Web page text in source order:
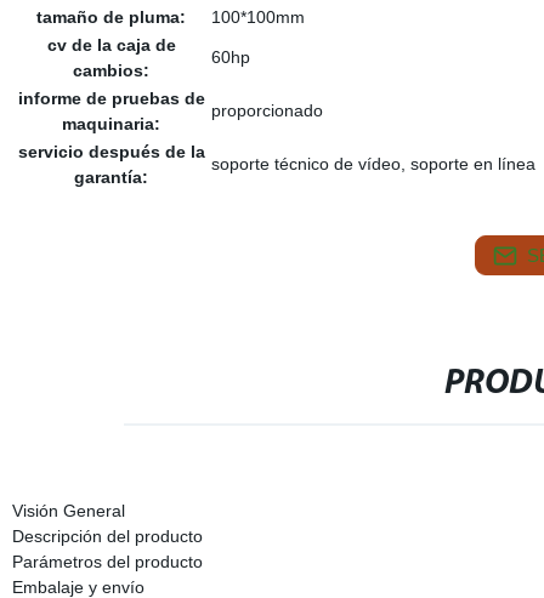
tamaño de pluma:
100*100mm
cv de la caja de
cambios:
60hp
informe de pruebas de
maquinaria:
proporcionado
servicio después de la
garantía:
soporte técnico de vídeo, soporte en línea
Visión General
Descripción del producto
Parámetros del producto
Embalaje y envío